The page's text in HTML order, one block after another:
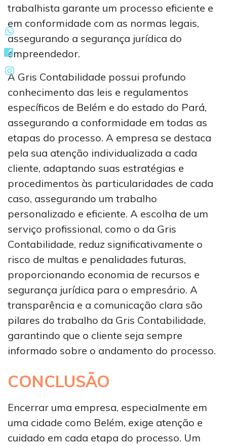
trabalhista garante um processo eficiente e
em conformidade com as normas legais,
assegurando a segurança jurídica do
empreendedor.
A Gris Contabilidade possui profundo
conhecimento das leis e regulamentos
específicos de Belém e do estado do Pará,
assegurando a conformidade em todas as
etapas do processo. A empresa se destaca
pela sua atenção individualizada a cada
cliente, adaptando suas estratégias e
procedimentos às particularidades de cada
caso, assegurando um trabalho
personalizado e eficiente. A escolha de um
serviço profissional, como o da Gris
Contabilidade, reduz significativamente o
risco de multas e penalidades futuras,
proporcionando economia de recursos e
segurança jurídica para o empresário. A
transparência e a comunicação clara são
pilares do trabalho da Gris Contabilidade,
garantindo que o cliente seja sempre
informado sobre o andamento do processo.
CONCLUSÃO
Encerrar uma empresa, especialmente em
uma cidade como Belém, exige atenção e
cuidado em cada etapa do processo. Um